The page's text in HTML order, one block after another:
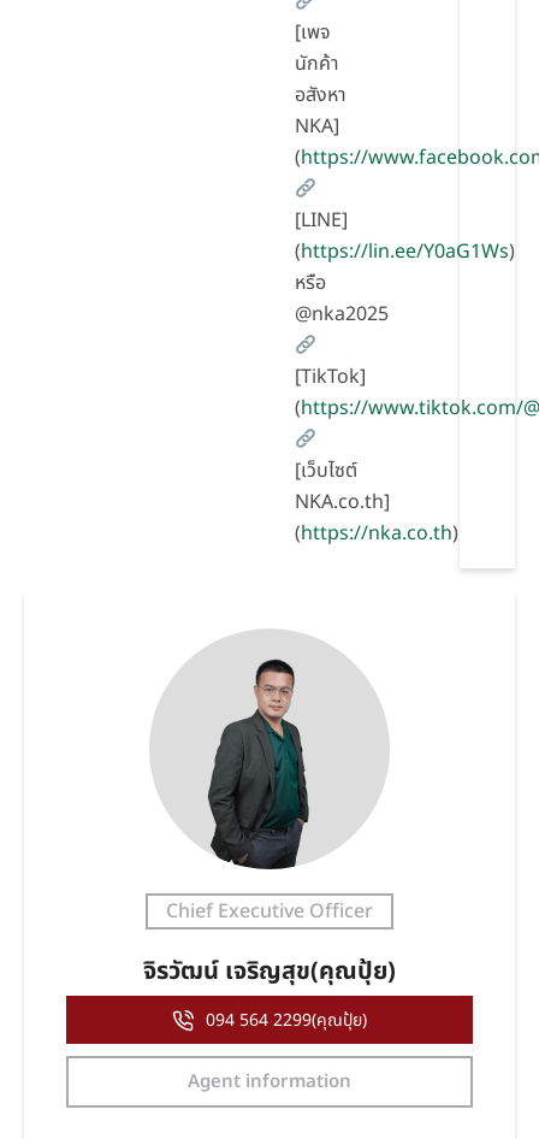
[เพจ
นักค้า
อสังหา
NKA]
(https://
[LINE]
(https://lin.ee/Y0aG1Ws)
หรือ
@nka2025
[TikTok]
(https://www.tiktok.com/
[เว็บไซต์
NKA.co.th]
(https://nka.co.th)
Chief Executive Officer
จิรวัฒน์ เจริญสุข(คุณปุ้ย)
094 564 2299(คุณปุ้ย)
Agent information